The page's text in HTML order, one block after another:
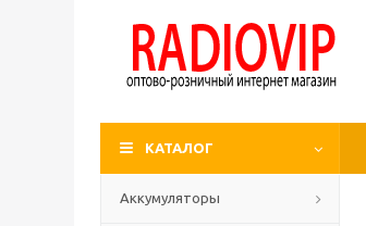
КАТАЛОГ
Аккумуляторы